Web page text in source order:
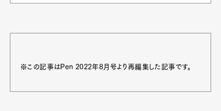
※この記事はPen 2022年8月号より再編集した記事です。